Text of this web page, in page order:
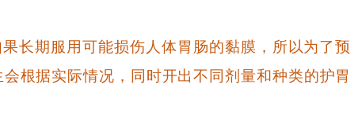
长期服用可能损伤人体胃肠的黏膜，所以为了预
根据实际情况，同时开出不同剂量和种类的护胃